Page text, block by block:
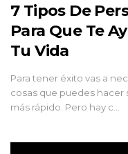
7 Tipos De
Para Que Te
Tu Vida
Para tener éxito vas a
cosas que puedes hacer
más rápido. Pero hay c…